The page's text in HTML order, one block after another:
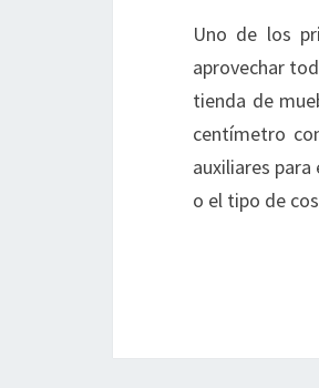
Uno de los
aprovechar
tienda de
centímetro
auxiliares
o el tipo de